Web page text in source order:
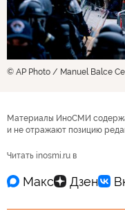
© AP Photo / Manuel Balce
Материалы ИноСМИ
и не отражают позицию
Читать inosmi.ru в